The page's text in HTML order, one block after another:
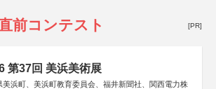
前コンテスト [PR]
第37回 美浜美術展
美浜町、美浜町教育委員会、福井新聞社、関西電力株